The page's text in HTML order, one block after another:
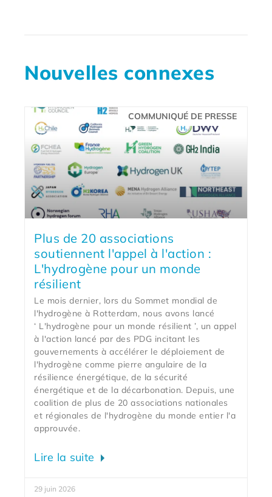
Nouvelles connexes
COMMUNIQUÉ DE PRESSE
Plus de 20 associations
soutiennent l'appel à l'action :
L'hydrogène pour un monde
résilient
Le mois dernier, lors du Sommet mondial de
l'hydrogène à Rotterdam, nous avons lancé
‘ L'hydrogène pour un monde résilient ’, un appel
à l'action lancé par des PDG incitant les
gouvernements à accélérer le déploiement de
l'hydrogène comme pierre angulaire de la
résilience énergétique, de la sécurité
énergétique et de la décarbonation. Depuis, une
coalition de plus de 20 associations nationales
et régionales de l'hydrogène du monde entier l'a
approuvée.
Lire la suite
29 juin 2026